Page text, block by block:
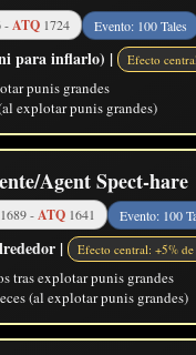
-ATQ 1724 Evento: 100 Tales
para inflarlo) | Efecto
punis grandes
explotar punis grandes)
Agent Spect-hare
-ATQ 1641 Evento: 100
| Efecto central: +5%
tras explotar punis grandes
(al explotar punis grandes)